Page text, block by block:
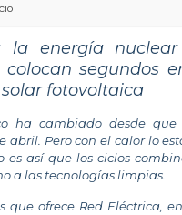
la energía
colocan segundos
fotovoltaica
ha cambiado desde
abril. Pero con el calor lo
es así que los ciclos
a las tecnologías limpias.
que ofrece Red Eléctrica,